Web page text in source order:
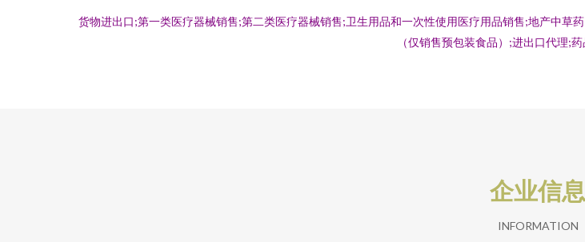
货物进出口;第一类医疗器械销售;第二类医疗器械销售;卫生用品和一次性使用医疗用品销售;地产中
（仅销售预包装食品）;进出口代理;
企业信息
INFORMATION